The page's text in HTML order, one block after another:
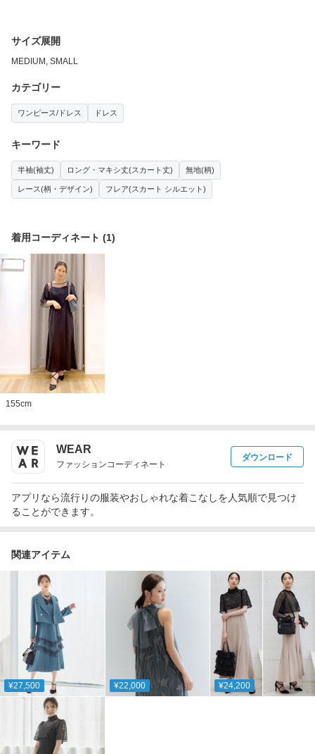
サイズ展開
MEDIUM, SMALL
カテゴリー
ワンピース/ドレス ドレス
キーワード
半袖(袖丈) ロング・マキシ丈(スカート丈) 無地(柄)
レース(柄・デザイン) フレア(スカート シルエット)
着用コーディネート (1)
155cm
WEAR
ファッションコーディネート
ダウンロード
アプリなら流行りの服装やおしゃれな着こなしを人気順で見つけ
ることができます。
関連アイテム
¥27,500 ¥22,000 ¥24,200